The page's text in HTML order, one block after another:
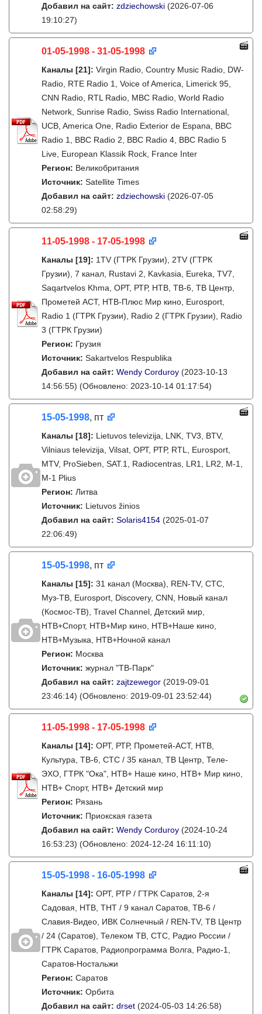
Добавил на сайт: zdziechowski (2026-07-06
19:10:27)
01-05-1998 - 31-05-1998
Каналы [21]: Virgin Radio, Country Music Radio, DW-
Radio, RTE Radio 1, Voice of America, Limerick 95,
CNN Radio, RTL Radio, MBC Radio, World Radio
Network, Sunrise Radio, Swiss Radio International,
UCB, America One, Radio Exterior de Espana, BBC
Radio 1, BBC Radio 2, BBC Radio 4, BBC Radio 5
Live, European Klassik Rock, France Inter
Регион: Великобритания
Источник: Satellite Times
Добавил на сайт: zdziechowski (2026-07-05
02:58:29)
11-05-1998 - 17-05-1998
Каналы [19]: 1TV (ГТРК Грузии), 2TV (ГТРК
Грузии), 7 канал, Rustavi 2, Kavkasia, Eureka, TV7,
Saqartvelos Khma, ОРТ, РТР, НТВ, ТВ-6, ТВ Центр,
Прометей АСТ, НТВ-Плюс Мир кино, Eurosport,
Radio 1 (ГТРК Грузии), Radio 2 (ГТРК Грузии), Radio
3 (ГТРК Грузии)
Регион: Грузия
Источник: Sakartvelos Respublika
Добавил на сайт: Wendy Corduroy (2023-10-13
14:56:55) (Обновлено: 2023-10-14 01:17:54)
15-05-1998, пт
Каналы [18]: Lietuvos televizija, LNK, TV3, BTV,
Vilniaus televizija, Vilsat, ОРТ, РТР, RTL, Eurosport,
MTV, ProSieben, SAT.1, Radiocentras, LR1, LR2, M-1,
M-1 Plius
Регион: Литва
Источник: Lietuvos žinios
Добавил на сайт: Solaris4154 (2025-01-07
22:06:49)
15-05-1998, пт
Каналы [15]: 31 канал (Москва), REN-TV, СТС,
Муз-ТВ, Eurosport, Discovery, CNN, Новый канал
(Космос-ТВ), Travel Channel, Детский мир,
НТВ+Спорт, НТВ+Мир кино, НТВ+Наше кино,
НТВ+Музыка, НТВ+Ночной канал
Регион: Москва
Источник: журнал "ТВ-Парк"
Добавил на сайт: zajtzewegor (2019-09-01
23:46:14) (Обновлено: 2019-09-01 23:52:44)
11-05-1998 - 17-05-1998
Каналы [14]: ОРТ, РТР, Прометей-АСТ, НТВ,
Культура, ТВ-6, СТС / 35 канал, ТВ Центр, Теле-
ЭХО, ГТРК "Ока", НТВ+ Наше кино, НТВ+ Мир кино,
НТВ+ Спорт, НТВ+ Детский мир
Регион: Рязань
Источник: Приокская газета
Добавил на сайт: Wendy Corduroy (2024-10-24
16:53:23) (Обновлено: 2024-12-24 16:11:10)
15-05-1998 - 16-05-1998
Каналы [14]: ОРТ, РТР / ГТРК Саратов, 2-я
Садовая, НТВ, ТНТ / 9 канал Саратов, ТВ-6 /
Славия-Видео, ИВК Солнечный / REN-TV, ТВ Центр
/ 24 (Саратов), Телеком ТВ, СТС, Радио России /
ГТРК Саратов, Радиопрограмма Волга, Радио-1,
Саратов-Ностальжи
Регион: Саратов
Источник: Орбита
Добавил на сайт: drset (2024-05-03 14:26:58)